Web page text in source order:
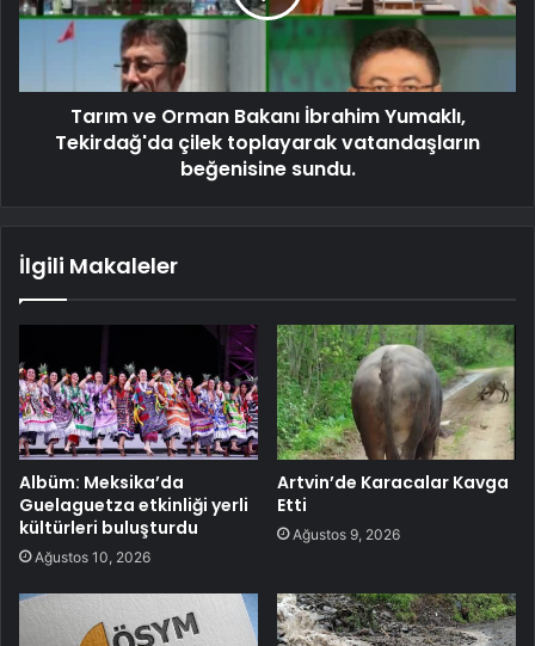
Tarım ve Orman Bakanı İbrahim Yumaklı,
Tekirdağ'da çilek toplayarak vatandaşların
beğenisine sundu.
İlgili Makaleler
Albüm: Meksika’da
Guelaguetza etkinliği yerli
kültürleri buluşturdu
Ağustos 10, 2026
Artvin’de Karacalar Kavga
Etti
Ağustos 9, 2026